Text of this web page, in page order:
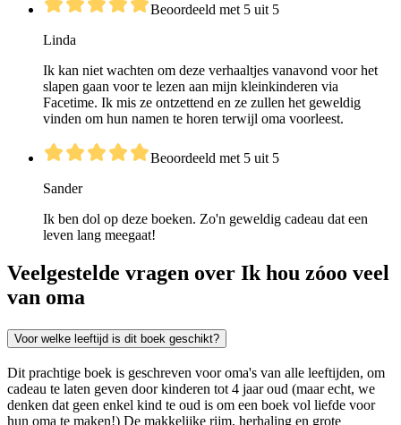
Beoordeeld met 5 uit 5
Linda
Ik kan niet wachten om deze verhaaltjes vanavond voor het
slapen gaan voor te lezen aan mijn kleinkinderen via
Facetime. Ik mis ze ontzettend en ze zullen het geweldig
vinden om hun namen te horen terwijl oma voorleest.
Beoordeeld met 5 uit 5
Sander
Ik ben dol op deze boeken. Zo'n geweldig cadeau dat een
leven lang meegaat!
Veelgestelde vragen over Ik hou zóoo veel
van oma
Voor welke leeftijd is dit boek geschikt?
Dit prachtige boek is geschreven voor oma's van alle leeftijden, om
cadeau te laten geven door kinderen tot 4 jaar oud (maar echt, we
denken dat geen enkel kind te oud is om een boek vol liefde voor
hun oma te maken!) De makkelijke rijm, herhaling en grote